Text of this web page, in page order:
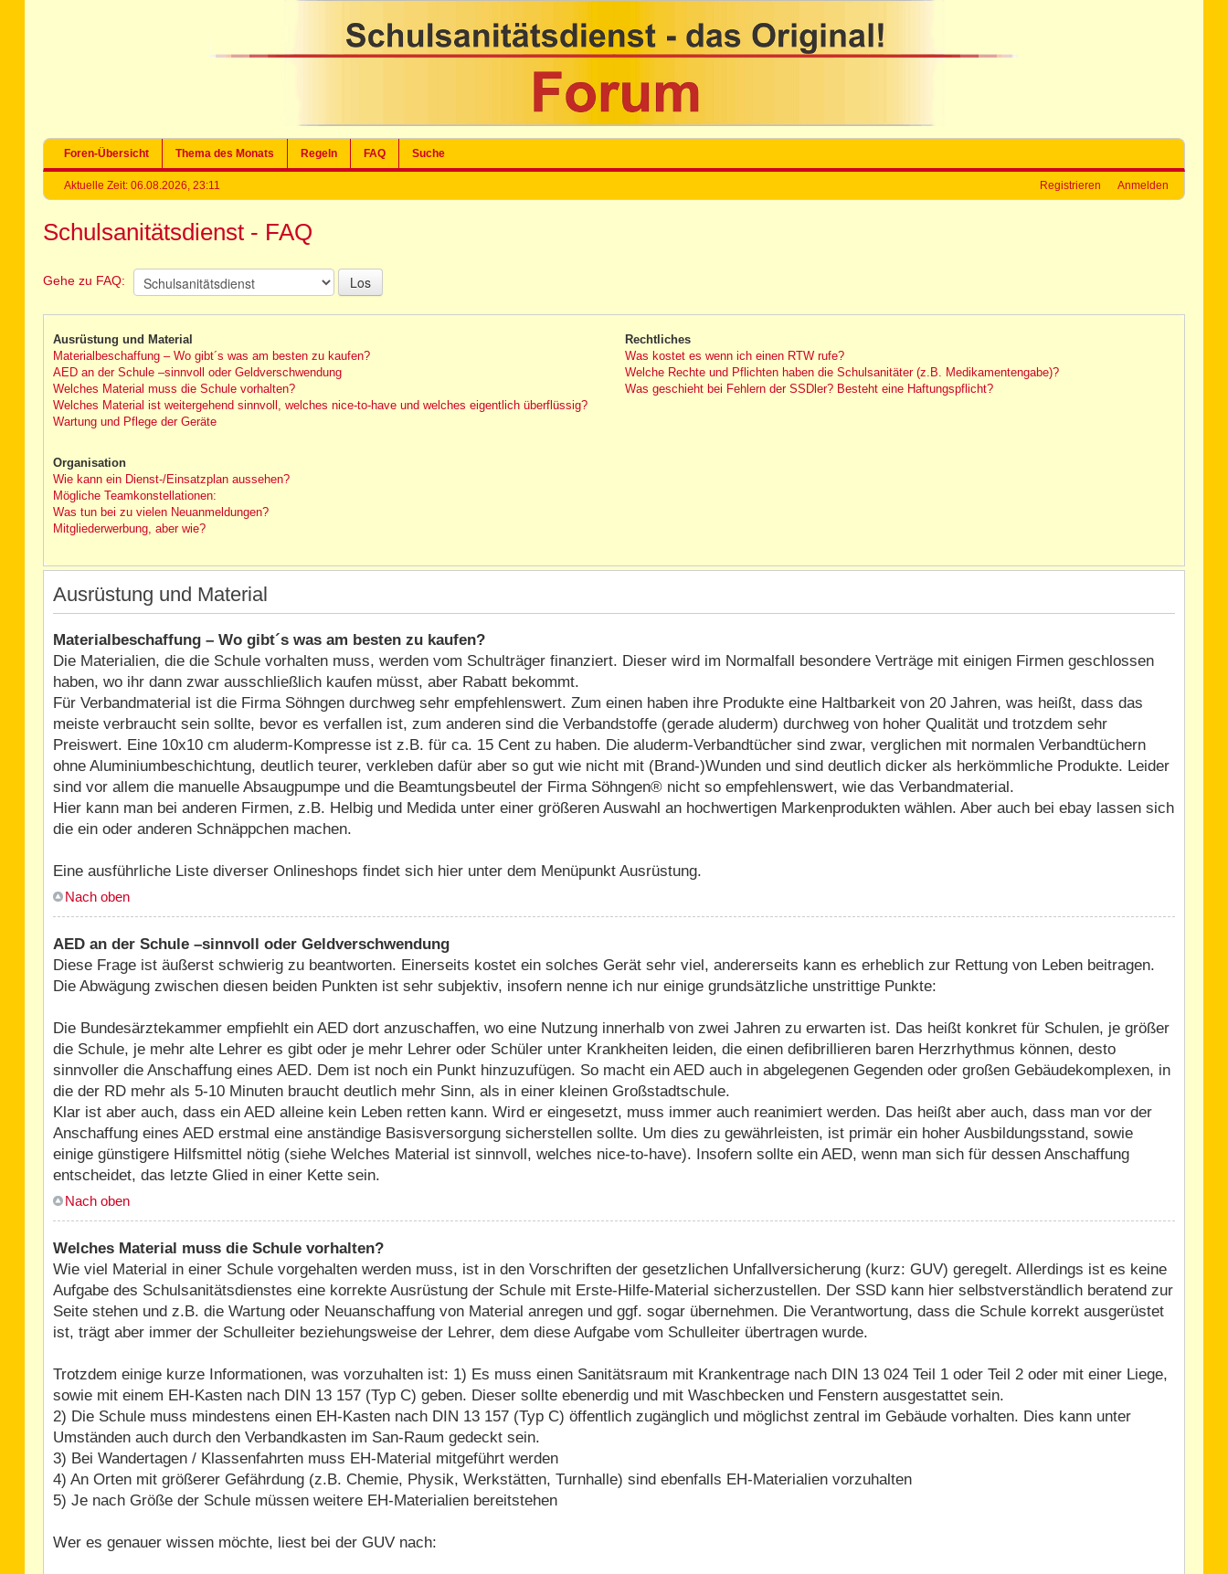
Foren-Übersicht Thema des Monats Regeln FAQ Suche
Aktuelle Zeit: 06.08.2026, 23:11 Registrieren Anmelden
Schulsanitätsdienst - FAQ
Gehe zu FAQ:
Ausrüstung und Material
Materialbeschaffung – Wo gibt´s was am besten zu kaufen?
AED an der Schule –sinnvoll oder Geldverschwendung
Welches Material muss die Schule vorhalten?
Welches Material ist weitergehend sinnvoll, welches nice-to-have und welches eigentlich überflüssig?
Wartung und Pflege der Geräte
Organisation
Wie kann ein Dienst-/Einsatzplan aussehen?
Mögliche Teamkonstellationen:
Was tun bei zu vielen Neuanmeldungen?
Mitgliederwerbung, aber wie?
Rechtliches
Was kostet es wenn ich einen RTW rufe?
Welche Rechte und Pflichten haben die Schulsanitäter (z.B. Medikamentengabe)?
Was geschieht bei Fehlern der SSDler? Besteht eine Haftungspflicht?
Ausrüstung und Material
Materialbeschaffung – Wo gibt´s was am besten zu kaufen?
Die Materialien, die die Schule vorhalten muss, werden vom Schulträger finanziert. Dieser wird im Normalfall besondere Verträge mit einigen Firmen geschlossen
haben, wo ihr dann zwar ausschließlich kaufen müsst, aber Rabatt bekommt.
Für Verbandmaterial ist die Firma Söhngen durchweg sehr empfehlenswert. Zum einen haben ihre Produkte eine Haltbarkeit von 20 Jahren, was heißt, dass das
meiste verbraucht sein sollte, bevor es verfallen ist, zum anderen sind die Verbandstoffe (gerade aluderm) durchweg von hoher Qualität und trotzdem sehr
Preiswert. Eine 10x10 cm aluderm-Kompresse ist z.B. für ca. 15 Cent zu haben. Die aluderm-Verbandtücher sind zwar, verglichen mit normalen Verbandtüchern
ohne Aluminiumbeschichtung, deutlich teurer, verkleben dafür aber so gut wie nicht mit (Brand-)Wunden und sind deutlich dicker als herkömmliche Produkte. Leider
sind vor allem die manuelle Absaugpumpe und die Beamtungsbeutel der Firma Söhngen® nicht so empfehlenswert, wie das Verbandmaterial.
Hier kann man bei anderen Firmen, z.B. Helbig und Medida unter einer größeren Auswahl an hochwertigen Markenprodukten wählen. Aber auch bei ebay lassen sich
die ein oder anderen Schnäppchen machen.
Eine ausführliche Liste diverser Onlineshops findet sich hier unter dem Menüpunkt Ausrüstung.
Nach oben
AED an der Schule –sinnvoll oder Geldverschwendung
Diese Frage ist äußerst schwierig zu beantworten. Einerseits kostet ein solches Gerät sehr viel, andererseits kann es erheblich zur Rettung von Leben beitragen.
Die Abwägung zwischen diesen beiden Punkten ist sehr subjektiv, insofern nenne ich nur einige grundsätzliche unstrittige Punkte:
Die Bundesärztekammer empfiehlt ein AED dort anzuschaffen, wo eine Nutzung innerhalb von zwei Jahren zu erwarten ist. Das heißt konkret für Schulen, je größer
die Schule, je mehr alte Lehrer es gibt oder je mehr Lehrer oder Schüler unter Krankheiten leiden, die einen defibrillieren baren Herzrhythmus können, desto
sinnvoller die Anschaffung eines AED. Dem ist noch ein Punkt hinzuzufügen. So macht ein AED auch in abgelegenen Gegenden oder großen Gebäudekomplexen, in
die der RD mehr als 5-10 Minuten braucht deutlich mehr Sinn, als in einer kleinen Großstadtschule.
Klar ist aber auch, dass ein AED alleine kein Leben retten kann. Wird er eingesetzt, muss immer auch reanimiert werden. Das heißt aber auch, dass man vor der
Anschaffung eines AED erstmal eine anständige Basisversorgung sicherstellen sollte. Um dies zu gewährleisten, ist primär ein hoher Ausbildungsstand, sowie
einige günstigere Hilfsmittel nötig (siehe Welches Material ist sinnvoll, welches nice-to-have). Insofern sollte ein AED, wenn man sich für dessen Anschaffung
entscheidet, das letzte Glied in einer Kette sein.
Nach oben
Welches Material muss die Schule vorhalten?
Wie viel Material in einer Schule vorgehalten werden muss, ist in den Vorschriften der gesetzlichen Unfallversicherung (kurz: GUV) geregelt. Allerdings ist es keine
Aufgabe des Schulsanitätsdienstes eine korrekte Ausrüstung der Schule mit Erste-Hilfe-Material sicherzustellen. Der SSD kann hier selbstverständlich beratend zur
Seite stehen und z.B. die Wartung oder Neuanschaffung von Material anregen und ggf. sogar übernehmen. Die Verantwortung, dass die Schule korrekt ausgerüstet
ist, trägt aber immer der Schulleiter beziehungsweise der Lehrer, dem diese Aufgabe vom Schulleiter übertragen wurde.
Trotzdem einige kurze Informationen, was vorzuhalten ist: 1) Es muss einen Sanitätsraum mit Krankentrage nach DIN 13 024 Teil 1 oder Teil 2 oder mit einer Liege,
sowie mit einem EH-Kasten nach DIN 13 157 (Typ C) geben. Dieser sollte ebenerdig und mit Waschbecken und Fenstern ausgestattet sein.
2) Die Schule muss mindestens einen EH-Kasten nach DIN 13 157 (Typ C) öffentlich zugänglich und möglichst zentral im Gebäude vorhalten. Dies kann unter
Umständen auch durch den Verbandkasten im San-Raum gedeckt sein.
3) Bei Wandertagen / Klassenfahrten muss EH-Material mitgeführt werden
4) An Orten mit größerer Gefährdung (z.B. Chemie, Physik, Werkstätten, Turnhalle) sind ebenfalls EH-Materialien vorzuhalten
5) Je nach Größe der Schule müssen weitere EH-Materialien bereitstehen
Wer es genauer wissen möchte, liest bei der GUV nach: